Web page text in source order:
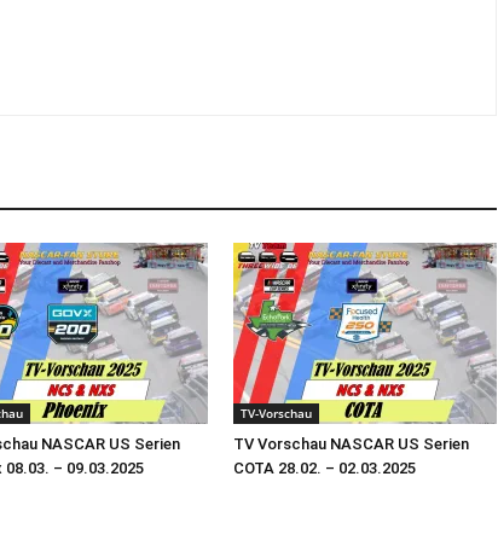
NASCAR US Serien
08.03. – 09.03.2025
TV-Vorschau
TV Vorschau NASCAR US Serien
COTA 28.02. – 02.03.2025